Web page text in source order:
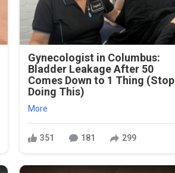
Gynecologist in Columbus:
Bladder Leakage After 50
Comes Down to 1 Thing (Stop
Doing This)
More
351 181 299